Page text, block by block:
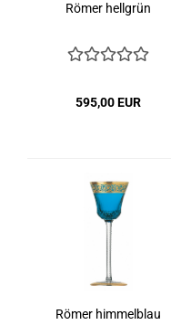
Römer hellgrün
595,00 EUR
Römer himmelblau